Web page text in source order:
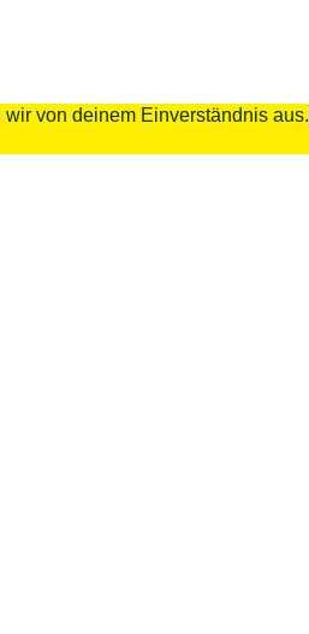
von deinem Einverständnis aus.